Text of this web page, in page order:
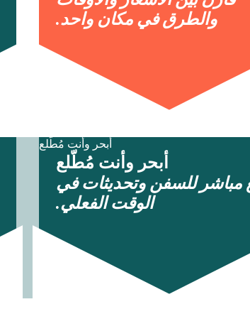
والطرق في مكان واحد.
أبحر وأنت مُطّلع
مباشر للسفن وتحديثات في
الوقت الفعلي.